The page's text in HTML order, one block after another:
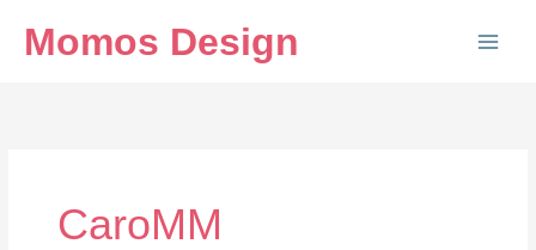
Momos Design
CaroMM